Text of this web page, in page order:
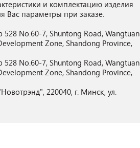
и комплектацию изделия
Вас параметры при заказе.
528 No.60-7, Shuntong Road, Wangtuan
Zone, Shandong Province,
528 No.60-7, Shuntong Road, Wangtuan
Zone, Shandong Province,
220040, г. Минск, ул.